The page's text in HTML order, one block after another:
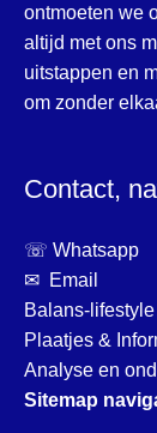
ontmoeten we
altijd met ons
uitstappen en
om zonder
Contact,
☏ Whatsapp
✉ Email
Balans-lifestyle
Plaatjes &
Analyse en
Sitemap